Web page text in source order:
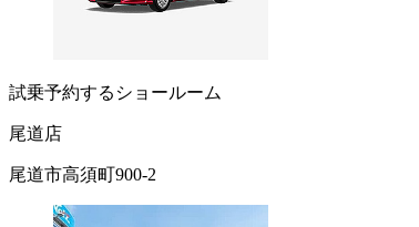
試乗予約するショールーム
尾道店
尾道市高須町900-2